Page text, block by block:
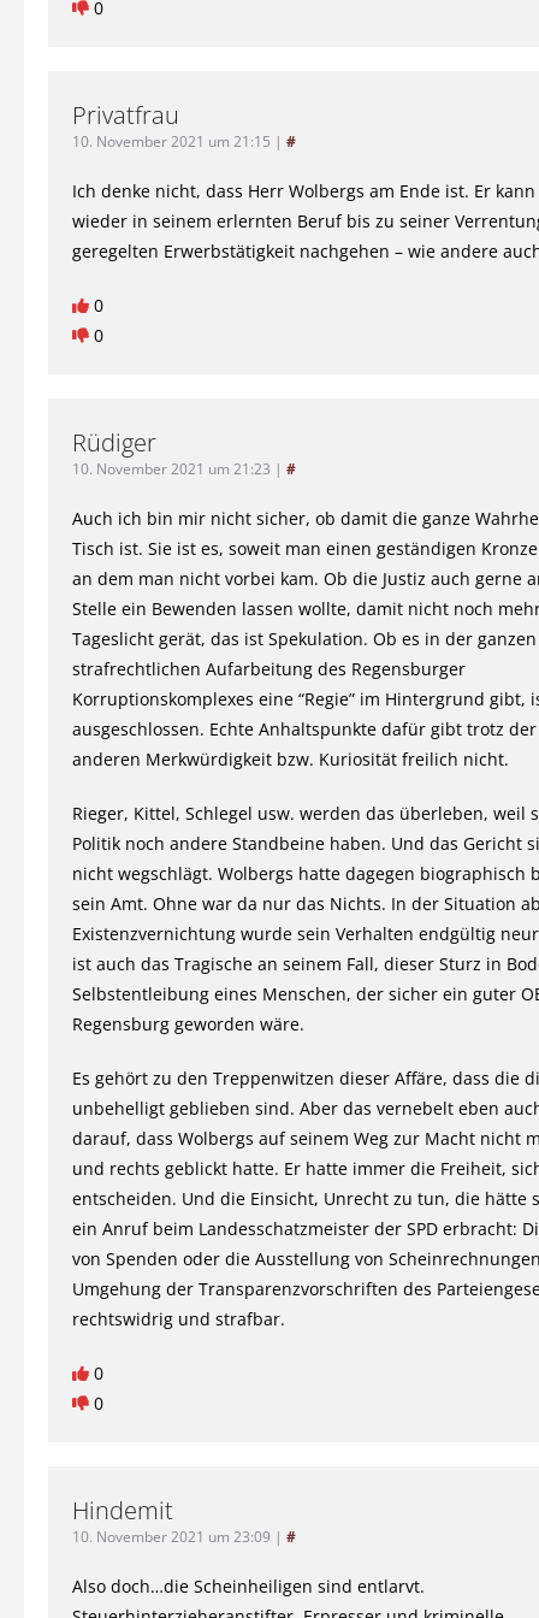
0
Privatfrau
10. November 2021 um 21:15 | #
Ich denke nicht, dass Herr Wolbergs am Ende ist. Er
wieder in seinem erlernten Beruf bis zu seiner
geregelten Erwerbstätigkeit nachgehen – wie andere
0
0
Rüdiger
10. November 2021 um 21:23 | #
Auch ich bin mir nicht sicher, ob damit die ganze
Tisch ist. Sie ist es, soweit man einen geständigen
an dem man nicht vorbei kam. Ob die Justiz auch gerne
Stelle ein Bewenden lassen wollte, damit nicht noch
Tageslicht gerät, das ist Spekulation. Ob es in der ganzen
strafrechtlichen Aufarbeitung des Regensburger
Korruptionskomplexes eine “Regie” im Hintergrund gibt,
ausgeschlossen. Echte Anhaltspunkte dafür gibt trotz
anderen Merkwürdigkeit bzw. Kuriosität freilich nicht.
Rieger, Kittel, Schlegel usw. werden das überleben, weil
Politik noch andere Standbeine haben. Und das Gericht
nicht wegschlägt. Wolbergs hatte dagegen biographisch
sein Amt. Ohne war da nur das Nichts. In der Situation
Existenzvernichtung wurde sein Verhalten endgültig
ist auch das Tragische an seinem Fall, dieser Sturz in
Selbstentleibung eines Menschen, der sicher ein guter
Regensburg geworden wäre.
Es gehört zu den Treppenwitzen dieser Affäre, dass die
unbehelligt geblieben sind. Aber das vernebelt eben
darauf, dass Wolbergs auf seinem Weg zur Macht nicht
und rechts geblickt hatte. Er hatte immer die Freiheit,
entscheiden. Und die Einsicht, Unrecht zu tun, die hätte
ein Anruf beim Landesschatzmeister der SPD erbracht:
von Spenden oder die Ausstellung von
Umgehung der Transparenzvorschriften des
rechtswidrig und strafbar.
0
0
Hindemit
10. November 2021 um 23:09 | #
Also doch…die Scheinheiligen sind entlarvt.